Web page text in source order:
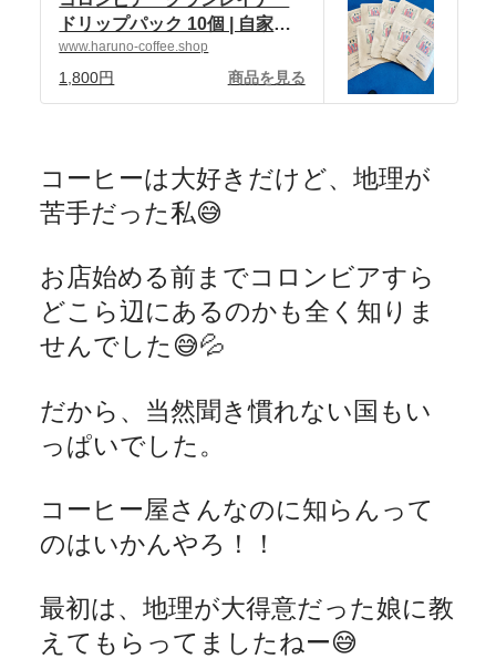
ドリップパック 10個 | 自家焙
煎珈琲 ハルノ珈琲 powered
by BASE
www.haruno-coffee.shop
1,800円 商品を見る
コーヒーは大好きだけど、地理が
苦手だった私😅
お店始める前までコロンビアすら
どこら辺にあるのかも全く知りま
せんでした 😅💦
だから、当然聞き慣れない国もい
っぱいでした。
コーヒー屋さんなのに知らんって
のはいかんやろ！！
最初は、地理が大得意だった娘に教
えてもらってましたねー😅